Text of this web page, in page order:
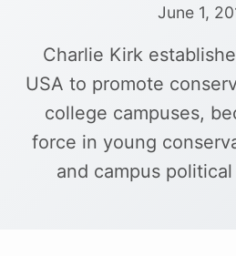
June 1,
Charlie Kirk
USA to promote
college campuses,
force in young
and campus